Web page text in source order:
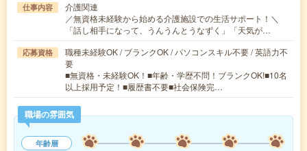
仕事内容
介護関連
／無資格未経験から始める介護施設での生活サポート！＼
「話し相手になって、うんうんとうなずく」「天気が…
応募資格
職種未経験OK / ブランクOK / パソコンスキル不要 / 英語力不
要
■無資格・未経験OK！■年齢・学歴不問！ブランクOK!■10名
以上採用予定！■履歴書不要■社会保険完…
職場の雰囲気
年齢層